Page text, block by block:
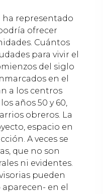
ha representado
ofrecer
Cuántos
para vivir el
del siglo
en el
a los centros
años 50 y 60,
obreros. La
espacio en
A veces se
que no son
ni evidentes.
pueden
en el